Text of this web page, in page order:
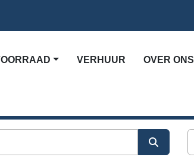
VOORRAAD VERHUUR OVER ONS